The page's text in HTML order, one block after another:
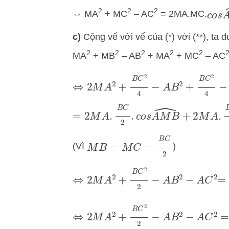
⇔ MA2 + MC2 – AC2 = 2MA.MC.cos
c) Cộng vế với vế của (*) với (**), ta
MA2 + MB2 – AB2 + MA2 + MC2 – AC2
2M A 2+ C24 B 2+ 24−
2M A B C2. AMB^+ 2 M A. B C
(Vì MB= C =B )
2M A 2+ C22 B 2− 2
2M A 2+ B C22 B 2− 2 =0